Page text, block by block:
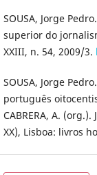
SOUSA, Jorge
superior do
XXIII, n. 54, 2009/3.
SOUSA, Jorge
português
CABRERA, A.
XX), Lisboa: livros